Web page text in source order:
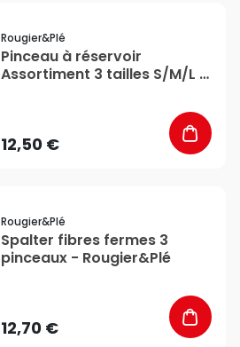
Rougier&plé
Pinceau à réservoir
Assortiment 3 tailles S/M/L -
12,50 €
Rougier&plé
Spalter fibres fermes 3
pinceaux - Rougier&Plé
12,70 €